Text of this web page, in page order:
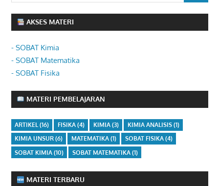
AKSES MATERI
- SOBAT Kimia
- SOBAT Matematika
- SOBAT Fisika
MATERI PEMBELAJARAN
ARTIKEL(16) FISIKA(4) KIMIA(3) KIMIA ANALISIS(1)
KIMIA UNSUR(6) MATEMATIKA(1) SOBAT FISIKA(4)
SOBAT KIMIA(10) SOBAT MATEMATIKA(1)
MATERI TERBARU